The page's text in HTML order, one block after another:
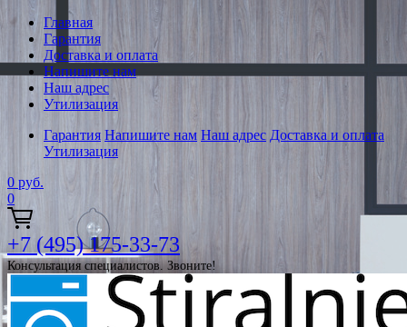
Главная
Гарантия
Доставка и оплата
Напишите нам
Наш адрес
Утилизация
Гарантия Напишите нам Наш адрес Доставка и оплата
Утилизация
0 руб.
0
+7 (495) 175-33-73
Консультация специалистов. Звоните!